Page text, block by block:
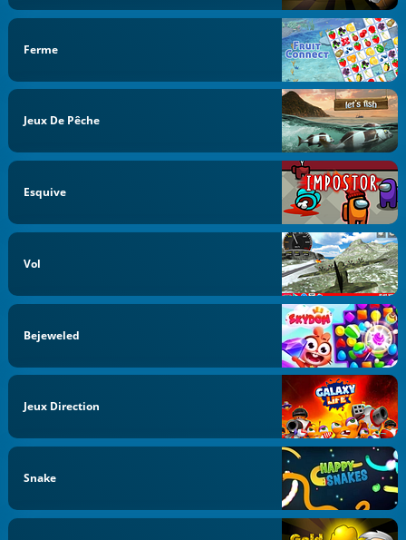
Ferme
Jeux De Pêche
Esquive
Vol
Bejeweled
Jeux Direction
Snake